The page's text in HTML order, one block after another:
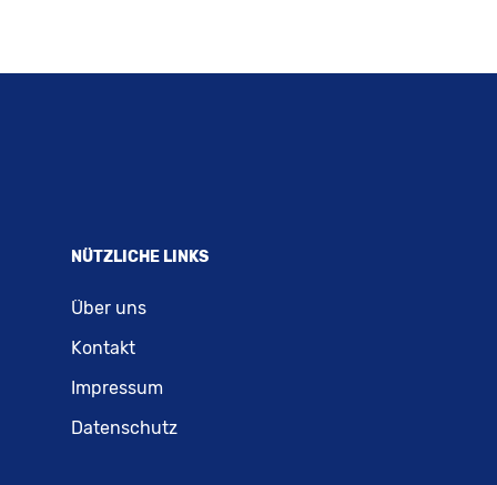
NÜTZLICHE LINKS
Über uns
Kontakt
Impressum
Datenschutz